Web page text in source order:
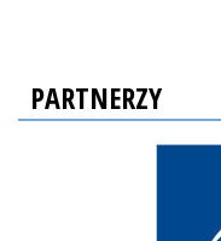
PARTNERZY